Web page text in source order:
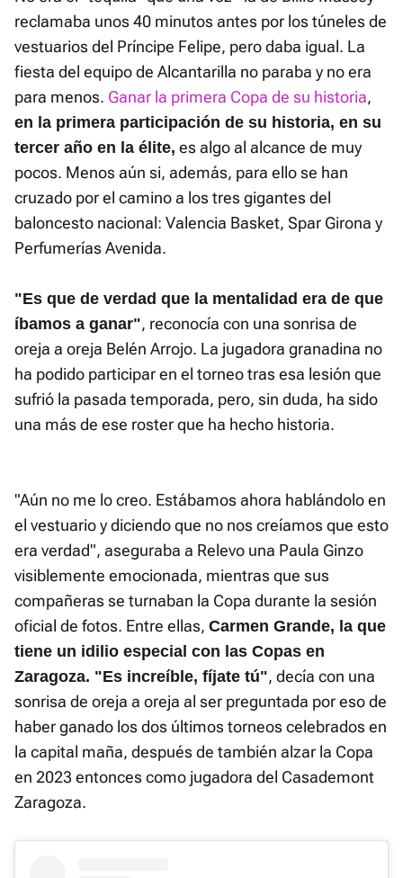
reclamaba unos 40 minutos antes por los túneles de
vestuarios del Príncipe Felipe, pero daba igual. La
fiesta del equipo de Alcantarilla no paraba y no era
para menos. Ganar la primera Copa de su historia,
en la primera participación de su historia, en su
tercer año en la élite, es algo al alcance de muy
pocos. Menos aún si, además, para ello se han
cruzado por el camino a los tres gigantes del
baloncesto nacional: Valencia Basket, Spar Girona y
Perfumerías Avenida.
"Es que de verdad que la mentalidad era de que
íbamos a ganar", reconocía con una sonrisa de
oreja a oreja Belén Arrojo. La jugadora granadina no
ha podido participar en el torneo tras esa lesión que
sufrió la pasada temporada, pero, sin duda, ha sido
una más de ese roster que ha hecho historia.
"Aún no me lo creo. Estábamos ahora hablándolo en
el vestuario y diciendo que no nos creíamos que esto
era verdad", aseguraba a Relevo una Paula Ginzo
visiblemente emocionada, mientras que sus
compañeras se turnaban la Copa durante la sesión
oficial de fotos. Entre ellas, Carmen Grande, la que
tiene un idilio especial con las Copas en
Zaragoza. "Es increíble, fíjate tú", decía con una
sonrisa de oreja a oreja al ser preguntada por eso de
haber ganado los dos últimos torneos celebrados en
la capital maña, después de también alzar la Copa
en 2023 entonces como jugadora del Casademont
Zaragoza.